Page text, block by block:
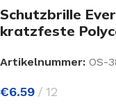
Schutzbrille
kratzfeste
Artikelnummer: OS-
€6.59 12